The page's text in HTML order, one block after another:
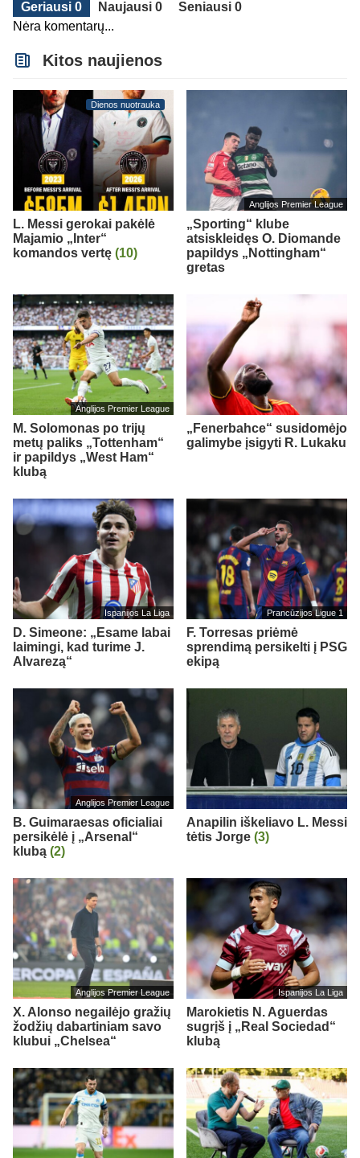
Geriausi 0 Naujausi 0
Seniausi 0
Nėra komentarų...
Kitos naujienos
Dienos nuotrauka
L. Messi gerokai pakėlė
Majamio „Inter“
komandos vertę (10)
Anglijos Premier League
„Sporting“ klube
atsiskleidęs O. Diomande
papildys „Nottingham“
gretas
Anglijos Premier League
M. Solomonas po trijų
metų paliks „Tottenham“
ir papildys „West Ham“
klubą
„Fenerbahce“ susidomėjo
galimybe įsigyti R. Lukaku
Ispanijos La Liga
D. Simeone: „Esame labai
laimingi, kad turime J.
Alvarezą“
Prancūzijos Ligue 1
F. Torresas priėmė
sprendimą persikelti į PSG
ekipą
Anglijos Premier League
B. Guimaraesas oficialiai
persikėlė į „Arsenal“
klubą (2)
Anapilin iškeliavo L. Messi
tėtis Jorge (3)
Anglijos Premier League
X. Alonso negailėjo gražių
žodžių dabartiniam savo
klubui „Chelsea“
Ispanijos La Liga
Marokietis N. Aguerdas
sugrįš į „Real Sociedad“
klubą